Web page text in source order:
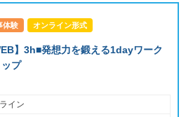
体験 オンライン形式
】3h■発想力を鍛える1dayワーク
プ
イン